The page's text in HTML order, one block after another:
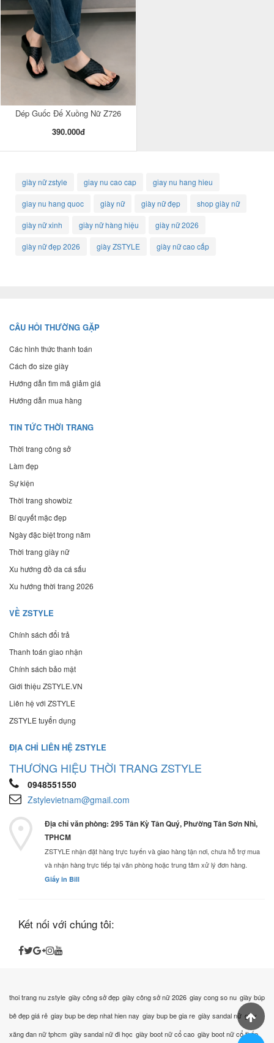
Dép Guốc Đế Xuồng Nữ Z726
390.000đ
giày nữ zstyle giay nu cao cap giay nu hang hieu
giay nu hang quoc giày nữ giày nữ đẹp shop giày nữ
giày nữ xinh giày nữ hàng hiệu giày nữ 2026
giày nữ đẹp 2026 giày ZSTYLE giày nữ cao cấp
CÂU HỎI THƯỜNG GẶP
Các hình thức thanh toán
Cách đo size giày
Hướng dẫn tìm mã giảm giá
Hướng dẫn mua hàng
TIN TỨC THỜI TRANG
Thời trang công sở
Làm đẹp
Sự kiện
Thời trang showbiz
Bí quyết mặc đẹp
Ngày đặc biệt trong năm
Thời trang giày nữ
Xu hướng đồ da cá sấu
Xu hướng thời trang 2026
VỀ ZSTYLE
Chính sách đổi trả
Thanh toán giao nhận
Chính sách bảo mật
Giới thiệu ZSTYLE.VN
Liên hệ với ZSTYLE
ZSTYLE tuyển dụng
ĐỊA CHỈ LIÊN HỆ ZSTYLE
THƯƠNG HIỆU THỜI TRANG ZSTYLE
0948551550
Zstylevietnam@gmail.com
Địa chỉ văn phòng: 295 Tân Kỳ Tân Quý, Phường Tân Sơn Nhì,
TPHCM
ZSTYLE nhận đặt hàng trực tuyến và giao hàng tận nơi, chưa hỗ trợ mua
và nhận hàng trực tiếp tại văn phòng hoặc trung tâm xử lý đơn hàng.
Giấy in Bill
Kết nối với chúng tôi:
thoi trang nu zstyle giày công sở đẹp giày công sở nữ 2026 giay cong so nu giày búp
bê đẹp giá rẻ giay bup be dep nhat hien nay giay bup be gia re giày sandal nữ giày
xăng đan nữ tphcm giày sandal nữ đi học giày boot nữ cổ cao giày boot nữ cổ thấp